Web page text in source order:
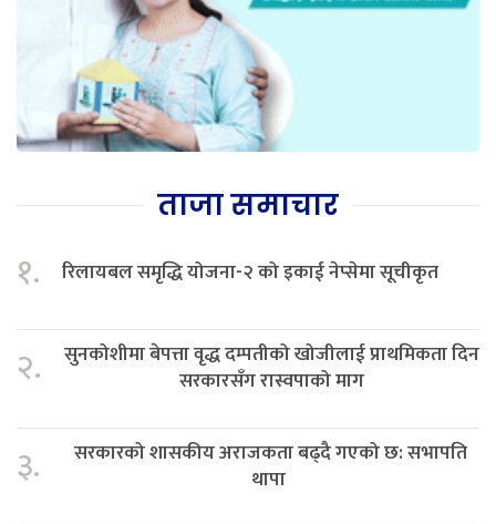
ताजा समाचार
१. रिलायबल समृद्धि योजना-२ को इकाई नेप्सेमा सूचीकृत
२.
सुनकोशीमा बेपत्ता वृद्ध दम्पतीको खोजीलाई प्राथमिकता दिन
सरकारसँग रास्वपाको माग
३.
सरकारको शासकीय अराजकता बढ्दै गएको छ: सभापति
थापा